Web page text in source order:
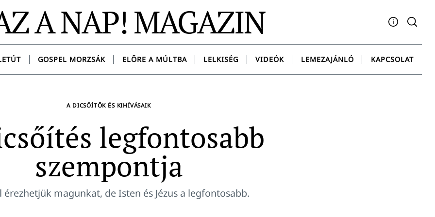
A NAP! MAGAZIN
Facebook
YouTubeInstagram
TwitterSpotify
GOSPEL MORZSÁK ELŐRE A MÚLTBA LELKISÉG VIDEÓK LEMEZAJÁNLÓ KAPCSOLAT
A DICSŐÍTŐK ÉS KIHÍVÁSAIK
legfontosabb
szempontja
érezhetjük magunkat, de Isten és Jézus a legfontosabb.